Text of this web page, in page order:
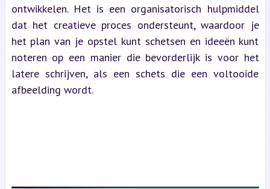
ontwikkelen. Het is een organisatorisch hulpmiddel
dat het creatieve proces ondersteunt, waardoor je
het plan van je opstel kunt schetsen en ideeën kunt
noteren op een manier die bevorderlijk is voor het
latere schrijven, als een schets die een voltooide
afbeelding wordt.